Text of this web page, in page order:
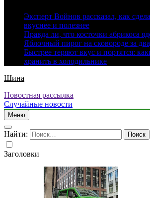
Эксперт Войнов рассказал, как
вкуснее и полезнее
Правда ли, что косточки абрикоса
Яблочный пирог на сковороде за
Быстрее теряют вкус и портятся:
хранить в холодильнике
Шина
Новостная рассылка
Случайные новости
Меню
Найти:
Заголовки